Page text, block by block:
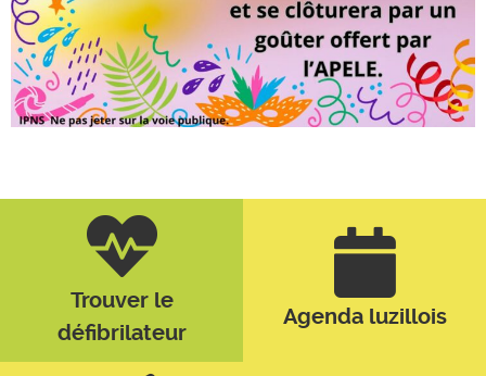
Trouver le
défibrilateur
Agenda luzillois